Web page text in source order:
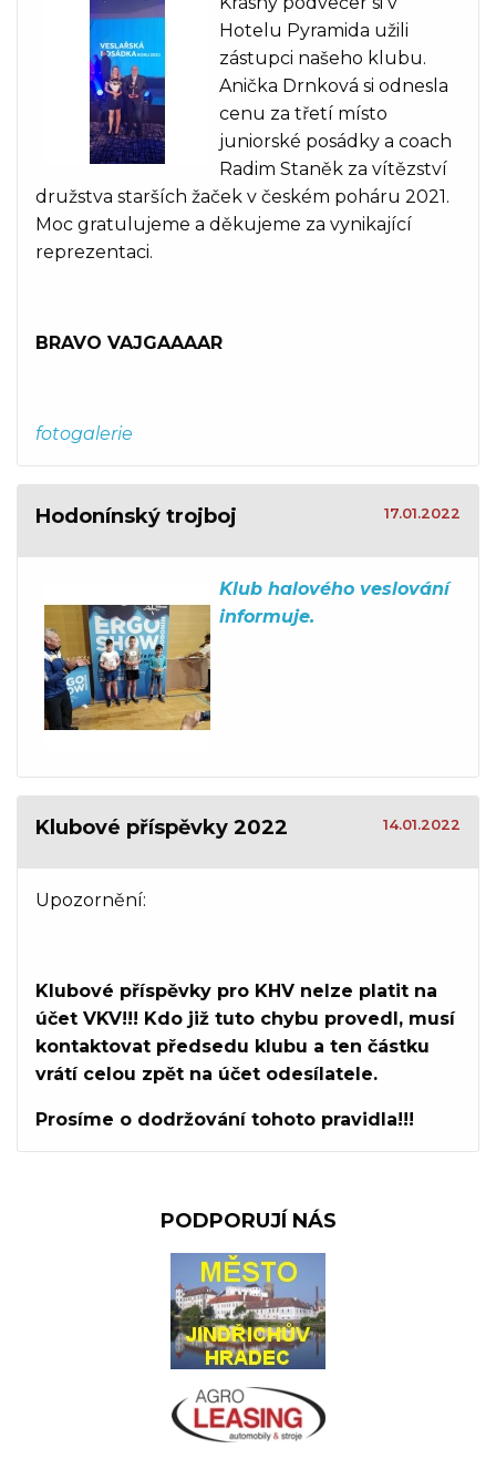
Hotelu Pyramida užili
zástupci našeho klubu.
Anička Drnková si odnesla
cenu za třetí místo
juniorské posádky a coach
Radim Staněk za vítězství
družstva starších žaček v českém poháru 2021.
Moc gratulujeme a děkujeme za vynikající
reprezentaci.
BRAVO VAJGAAAAR
fotogalerie
Hodonínský trojboj 17.01.2022
Klub halového veslování
informuje.
Klubové příspěvky 2022 14.01.2022
Upozornění:
Klubové příspěvky pro KHV nelze platit na
účet VKV!!! Kdo již tuto chybu provedl, musí
kontaktovat předsedu klubu a ten částku
vrátí celou zpět na účet odesílatele.
Prosíme o dodržování tohoto pravidla!!!
PODPORUJÍ NÁS